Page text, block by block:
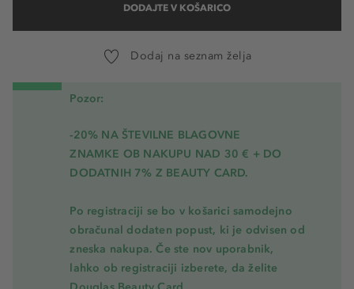
DODAJTE V KOŠARICO
Dodaj na seznam želja
Pozor:
-20% NA ŠTEVILNE BLAGOVNE
ZNAMKE OB NAKUPU NAD 30 € + DO
DODATNIH 7% Z BEAUTY CARD.
Po registraciji se bo v košarici samodejno
obračunal dodaten popust, ki je odvisen od
zneska nakupa. Če ste nov uporabnik,
lahko ob registraciji izberete, da želite